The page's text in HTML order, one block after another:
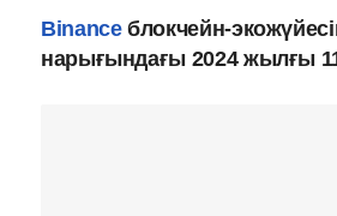
Binanceблокчейн-
нарығындағы 2024 жылғы